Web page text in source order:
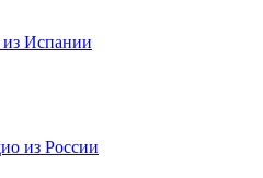
Испании
из России